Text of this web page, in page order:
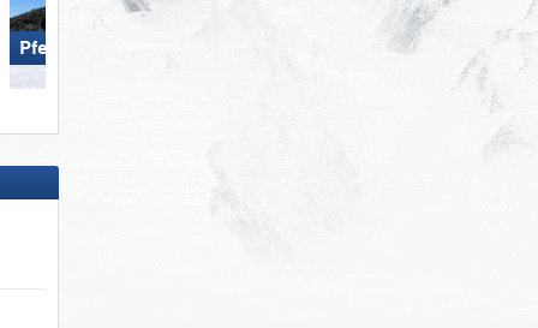
Pfelders Gitschberg Jochtal